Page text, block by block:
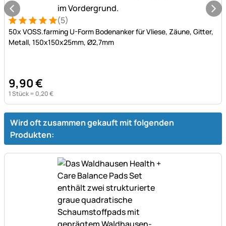
Bewertung: 5 von 5 (5 Bewertungen)
5 Bewertungen
(5)
50x VOSS.farming U-Form Bodenanker für Vliese, Zäune, Gitter,
Metall, 150x150x25mm, Ø2,7mm
9,90€
1 Stück = 0,20€
Wird oft zusammen gekauft mit folgenden
Produkten: